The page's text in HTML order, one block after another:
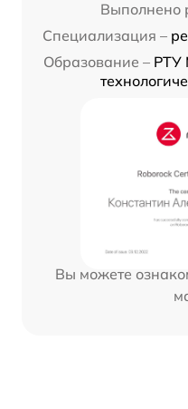
Выполнено
Специализация –
Образование – РТУ
Вы можете